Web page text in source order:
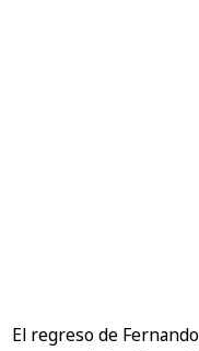
El regreso de